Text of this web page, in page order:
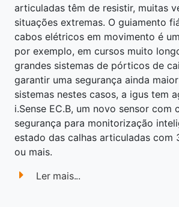
articuladas têm de resistir, muitas
situações extremas. O guiamento
cabos elétricos em movimento é
por exemplo, em cursos muito
grandes sistemas de pórticos de
garantir uma segurança ainda
sistemas nestes casos, a igus tem
i.Sense EC.B, um novo sensor com
segurança para monitorização
estado das calhas articuladas com
ou mais.
Ler mais...